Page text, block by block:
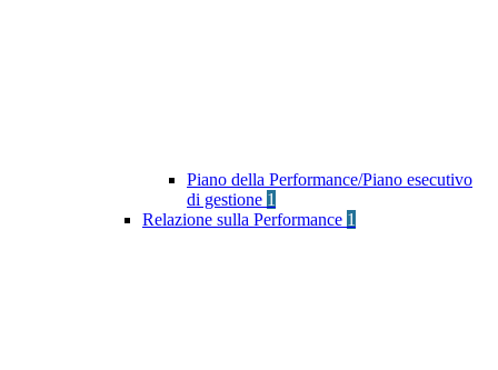
Piano della Performance/Piano esecutivo
di gestione 1
Relazione sulla Performance 1